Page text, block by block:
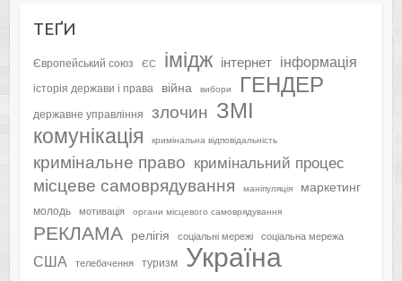
ТЕҐИ
Європейський союз ЄС імідж інтернет інформація
історія держави і права війна вибори ГЕНДЕР
державне управління злочин ЗМІ
комунікація кримінальна відповідальність
кримінальне право кримінальний процес
місцеве самоврядування маніпуляція маркетинг
молодь мотивація органи місцевого самоврядування
РЕКЛАМА релігія соціальні мережі соціальна мережа
США телебачення туризм Україна